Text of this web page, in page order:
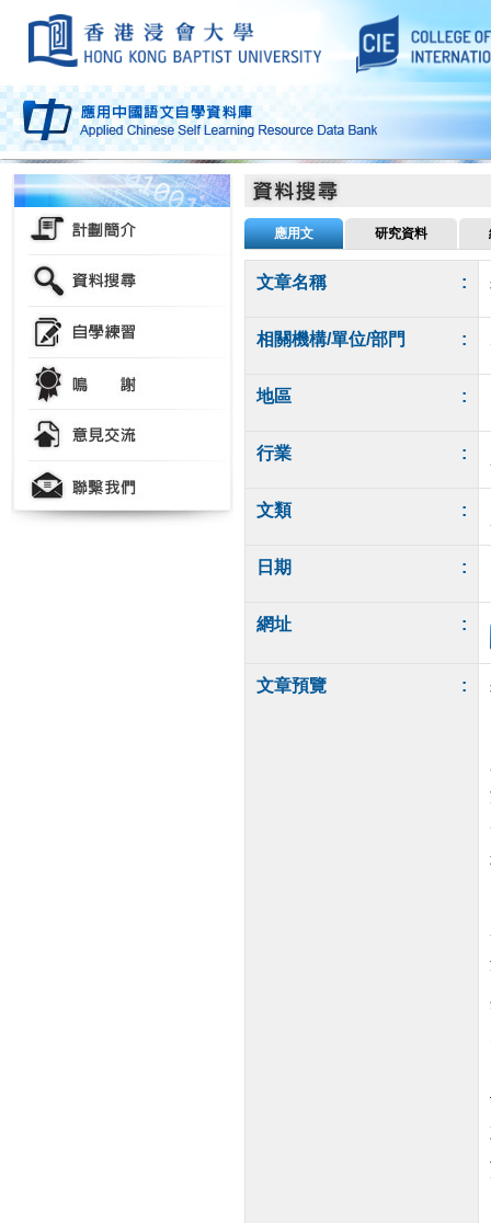
應用文 研究資料
文章名稱 :
相關機構/單位/部門 :
地區 :
行業 :
文類 :
日期 :
網址 :
文章預覽 :